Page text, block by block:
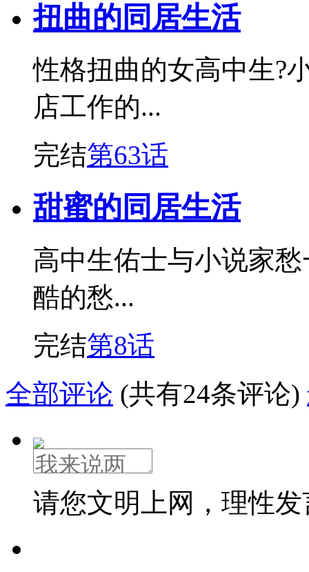
扭曲的同居生活
性格扭曲的女高中生?
店工作的...
完结第63话
甜蜜的同居生活
高中生佑士与小说家
酷的愁...
完结第8话
全部评论 (共有24条评论)
请您文明上网，理性